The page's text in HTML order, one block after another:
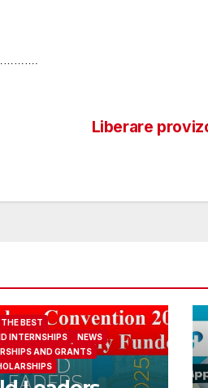
Liberare
BEST
INTERNSHIPS
NEWS
AND GRANTS